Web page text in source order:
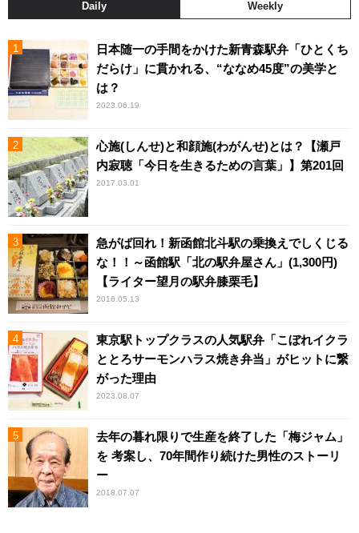
Daily Weekly
日本随一の手間をかけた新青森駅弁「ひとくち
だらけ」に貫かれる、“ななめ45度”の美学と
は？
2023.06.19
心施(しんせ)と和顔施(わがんせ)とは？【瀬戸
内寂聴「今日を生きるための言葉」】第201回
2017.03.01
急がば回れ！新函館北斗駅の乗換えでしくじる
な！！～函館駅「北の駅弁屋さん」(1,300円)
【ライター望月の駅弁膝栗毛】
2016.05.13
東京駅トップクラスの人気駅弁「こぼれイクラ
ととろサーモンハラス焼き弁当」がヒットに繋
がった理由
2023.08.07
去年の暮れ限りで生産を終了した「梅ジャム」
を 考案し、70年間作り続けた男性のストーリ
ー
2018.07.07